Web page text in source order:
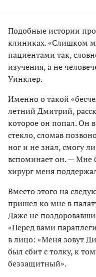
Подобные истории
клиниках. «Слишком
пациентами так,
изучения, а не
Уинклер.
Именно о такой
летний Дмитрий,
которое он попал. Он
стекло, сломав
ног и не знал, смогу
вспоминает он. — Мне
хирург меня
Вместо этого на
пришел ко мне в
Даже не
«Перед вами
в лицо: «Меня зовут
был сбит с толку, к
беззащитный».